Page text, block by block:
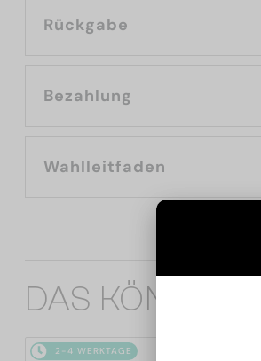
Rückgabe
Bezahlung
Wahlleitfaden
DAS KÖNNTE
2-4 WERKTAGE